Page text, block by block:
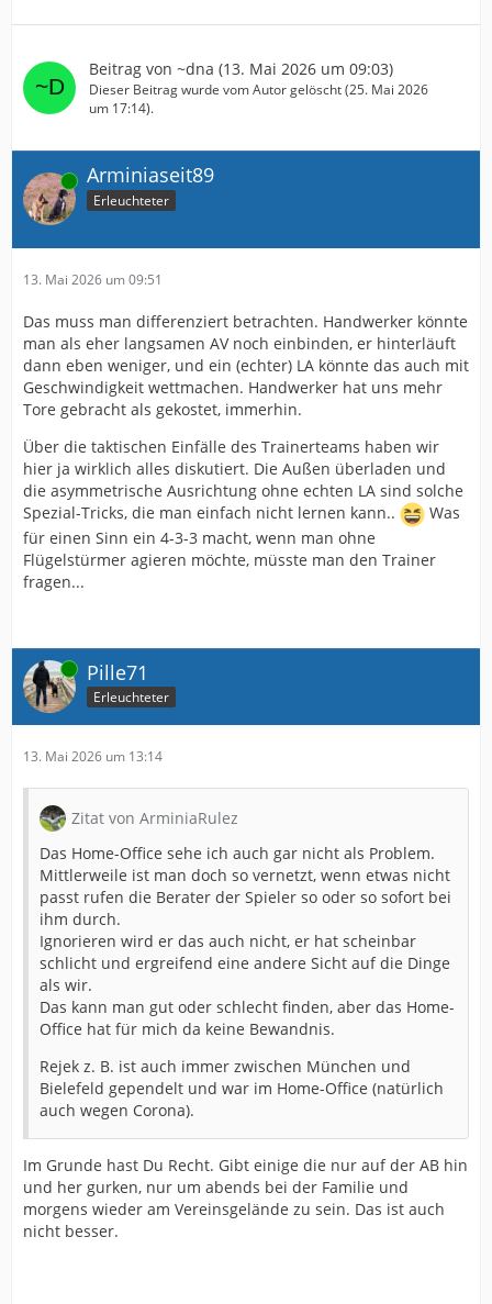
Beitrag von ~dna (13. Mai 2026 um 09:03)
Dieser Beitrag wurde vom Autor gelöscht (25. Mai 2026
um 17:14).
Online Arminiaseit89
Erleuchteter
13. Mai 2026 um 09:51
Das muss man differenziert betrachten. Handwerker könnte
man als eher langsamen AV noch einbinden, er hinterläuft
dann eben weniger, und ein (echter) LA könnte das auch mit
Geschwindigkeit wettmachen. Handwerker hat uns mehr
Tore gebracht als gekostet, immerhin.
Über die taktischen Einfälle des Trainerteams haben wir
hier ja wirklich alles diskutiert. Die Außen überladen und
die asymmetrische Ausrichtung ohne echten LA sind solche
Spezial-Tricks, die man einfach nicht lernen kann..
Was
für einen Sinn ein 4-3-3 macht, wenn man ohne
Flügelstürmer agieren möchte, müsste man den Trainer
fragen...
Online Pille71
Erleuchteter
13. Mai 2026 um 13:14
Zitat von ArminiaRulez
Das Home-Office sehe ich auch gar nicht als Problem.
Mittlerweile ist man doch so vernetzt, wenn etwas nicht
passt rufen die Berater der Spieler so oder so sofort bei
ihm durch.
Ignorieren wird er das auch nicht, er hat scheinbar
schlicht und ergreifend eine andere Sicht auf die Dinge
als wir.
Das kann man gut oder schlecht finden, aber das Home-
Office hat für mich da keine Bewandnis.
Rejek z. B. ist auch immer zwischen München und
Bielefeld gependelt und war im Home-Office (natürlich
auch wegen Corona).
Im Grunde hast Du Recht. Gibt einige die nur auf der AB hin
und her gurken, nur um abends bei der Familie und
morgens wieder am Vereinsgelände zu sein. Das ist auch
nicht besser.